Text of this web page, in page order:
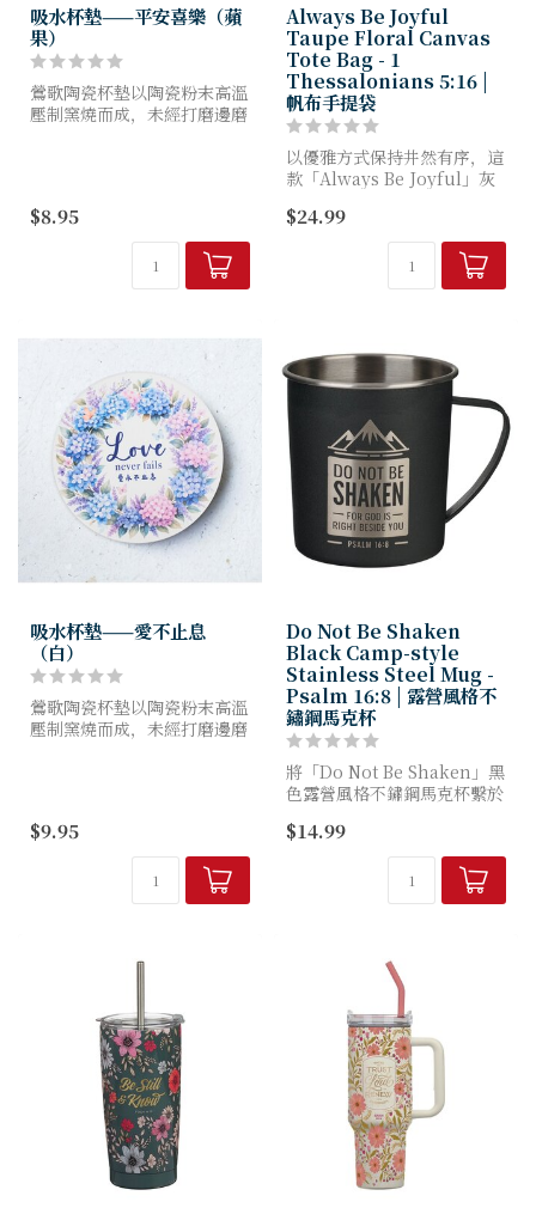
吸水杯墊——平安喜樂（蘋
果）
鶯歌陶瓷杯墊以陶瓷粉末高溫
壓制窯燒而成，未經打磨邊磨
$8.95
Always Be Joyful
Taupe Floral Canvas
Tote Bag - 1
Thessalonians 5:16 |
帆布手提袋
以優雅方式保持井然有序，這
款「Always Be Joyful」灰
信仰與實用兼備的女性設計。
這款充滿啟發性的托特包採用
耐用天然帆布製成...
$24.99
吸水杯墊——愛不止息
（白）
鶯歌陶瓷杯墊以陶瓷粉末高溫
壓制窯燒而成，未經打磨邊磨
$9.95
Do Not Be Shaken
Black Camp-style
Stainless Steel Mug -
Psalm 16:8 | 露營風格不
鏽鋼馬克杯
將「Do Not Be Shaken」黑
色露營風格不鏽鋼馬克杯繫於
處山巔或谷底，皆可懷抱信
心，深知上帝與你同在。
這款露營風格馬...
$14.99